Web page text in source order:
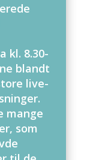
kl. 8.30-
blandt
live-
mange
som